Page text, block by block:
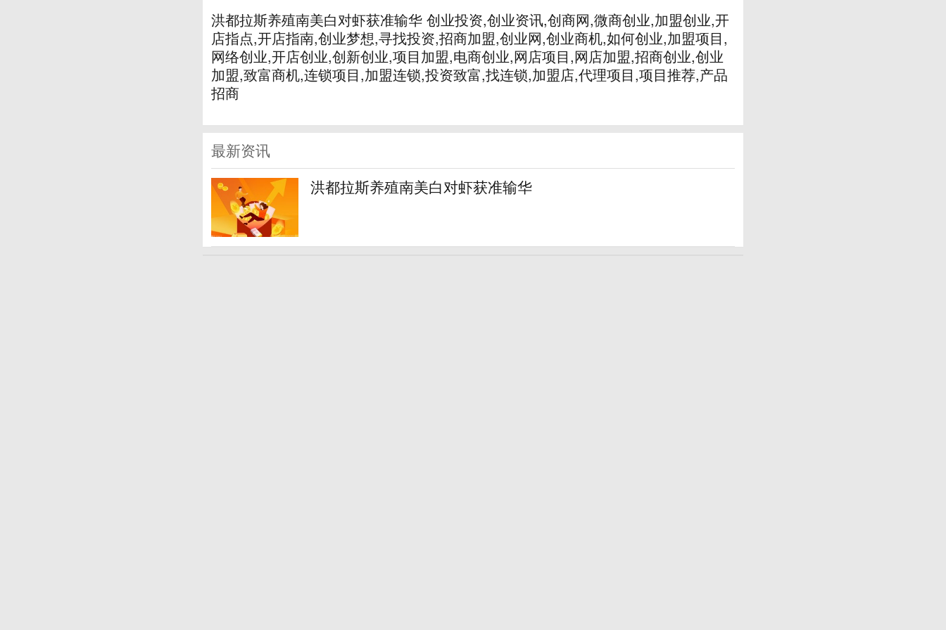
洪都拉斯养殖南美白对虾获准输华 创业投资,创业资讯,创商网,微商创业,加盟创业,开
店指点,开店指南,创业梦想,寻找投资,招商加盟,创业网,创业商机,如何创业,加盟项目,
网络创业,开店创业,创新创业,项目加盟,电商创业,网店项目,网店加盟,招商创业,创业
加盟,致富商机,连锁项目,加盟连锁,投资致富,找连锁,加盟店,代理项目,项目推荐,产品
招商
最新资讯
洪都拉斯养殖南美白对虾获准输华